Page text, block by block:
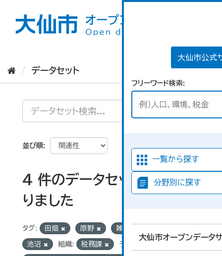
大仙市公式
フリーワード検索
一覧から探す
分野別に探す
大仙市オープンデータ
データセット
並び順
4 件のデータセットが見つか
りました
タグ: 田畑 原野 雑種地
池沼 組織: 税務課 ライセンス: